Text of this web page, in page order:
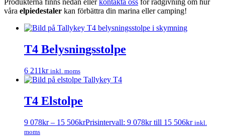
Produkterna finns nedan eller kontakta oss för rådgivning om hur
våra elpiedestaler kan förbättra din marina eller camping!
T4 Belysningsstolpe
6 211kr inkl. moms
T4 Elstolpe
9 078kr – 15 506krPrisintervall: 9 078kr till 15 506kr inkl.
moms